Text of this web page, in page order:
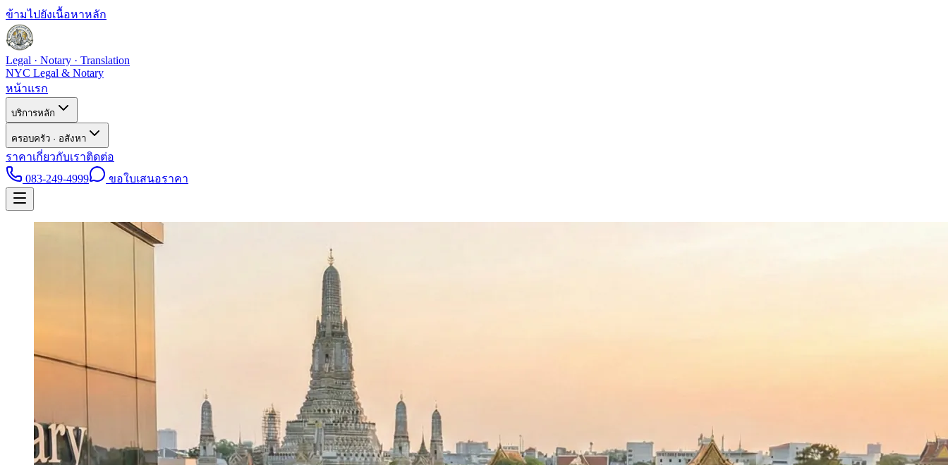
ข้ามไปยังเนื้อหาหลัก
Legal · Notary · Translation
NYC Legal & Notary
หน้าแรก
บริการหลัก
ครอบครัว · อสังหา
ราคาเกี่ยวกับเราติดต่อ
083-249-4999
ขอใบเสนอราคา